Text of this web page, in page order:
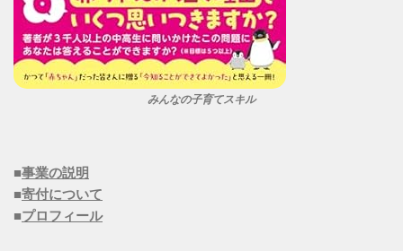
みんなの子育てスキル
■事業の説明
■寄付について
■プロフィール